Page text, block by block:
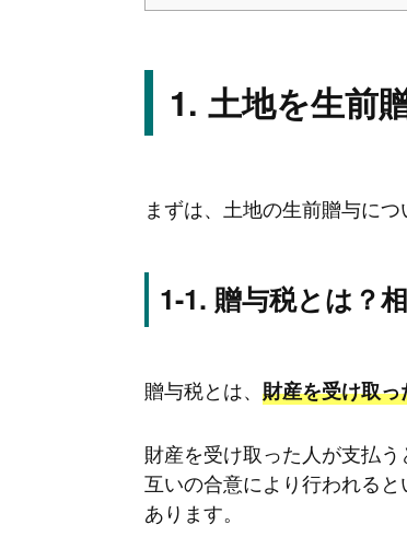
土地を生前
まずは、土地の生前贈与に
贈与税とは？
贈与税とは、 財産を受け取
財産を受け取った人が支払
互いの合意により行われると
あります。